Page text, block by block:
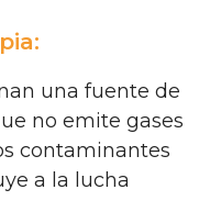
una fuente de
no emite gases
contaminantes
a la lucha